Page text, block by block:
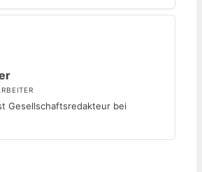
Gesellschaftsredakteur bei